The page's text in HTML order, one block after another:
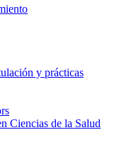
y prácticas
Ciencias de la Salud